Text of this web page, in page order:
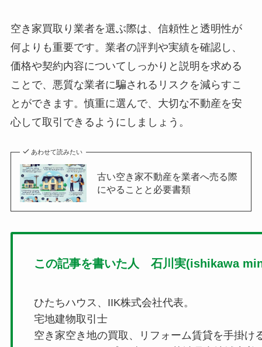
空き家買取り業者を選ぶ際は、信頼性と透明性が
何よりも重要です。業者の評判や実績を確認し、
価格や契約内容についてしっかりと説明を求める
ことで、悪質な業者に騙されるリスクを減らすこ
とができます。慎重に選んで、大切な不動産を安
心して取引できるようにしましょう。
あわせて読みたい
古い空き家不動産を業者へ売る際
にやることと必要書類
この記事を書いた人 石川実(ishikawa
ひたちハウス、IIK株式会社代表。
宅地建物取引士
空き家空き地の買取、リフォーム賃貸を手掛け